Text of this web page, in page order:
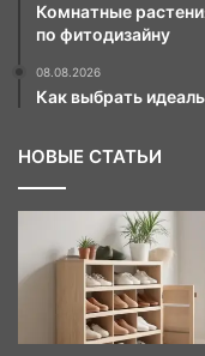
Комнатные
по фитодизайну
08.08.2026
Как выбрать
НОВЫЕ СТАТЬИ